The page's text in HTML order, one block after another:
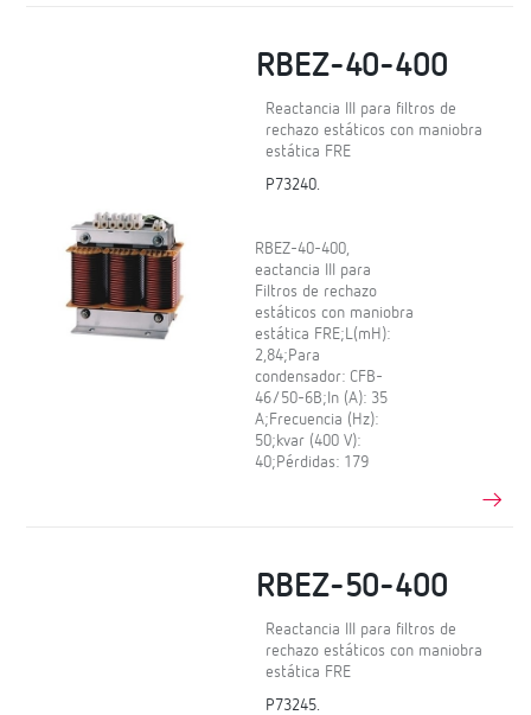
RBEZ-40-400
Reactancia III para filtros de
rechazo estáticos con maniobra
estática FRE
P73240.
RBEZ-40-400,
eactancia III para
Filtros de rechazo
estáticos con maniobra
estática FRE;L(mH):
2,84;Para
condensador: CFB-
46/50-6B;In (A): 35
A;Frecuencia (Hz):
50;kvar (400 V):
40;Pérdidas: 179
RBEZ-50-400
Reactancia III para filtros de
rechazo estáticos con maniobra
estática FRE
P73245.